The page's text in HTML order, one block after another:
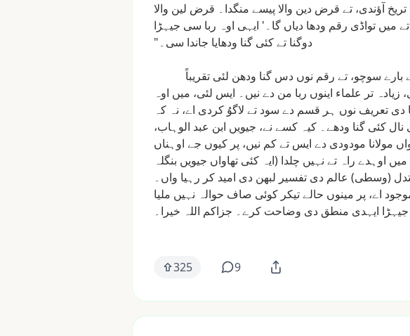
تریخ آؤندی، تے قرض دین والا پیسے منگدا۔ قرض لین والا
تے میں تواڈی رقم ودھا دیاں گا۔' ایہی اوہ ربا سی جیہڑا
دوگنا تےکئی گنا ودھایا جاندا سی۔"
بارے سوچو، تے رقم نوں دس گنا ودھن لئی تقریباً
زیادہ تر علماء اینوں ربا من دے نیں۔ ایس لئی، میں اوہ
دی تعریف نوں ہر قسم دے سود تے لاگوُ کردی اے، نہ کہ
نال کئی گنا ودھے۔ کیہ کسے نے، جیویں ابن عبد الوہاب،
مولانا مودودی دے ایس تےکم نیں، پر کیوں جے اوہناں
میں اوہدے راہ تے نہیں چلدا (ایہ کئی تھاواں جیویں بنگلہ
(وسطی) عالم دی تفسیر لبھن دی امید کر رہیا واں۔
اے، پر مینوں حالےتیکر کوئی صاف حوالہ نہیں ملیا
جیہڑا ایہدی منطق دی وضاحت کرے۔ جزاکم اللہ خیرا۔
325 9